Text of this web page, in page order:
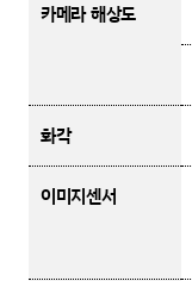
카메라 해상도
화각
이미지센서